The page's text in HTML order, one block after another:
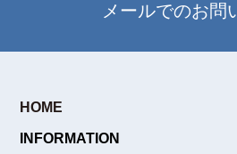
メールでのお問
HOME
INFORMATION